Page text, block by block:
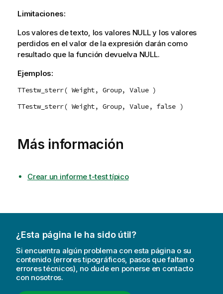
Limitaciones:
Los valores de texto, los valores NULLy los valores
perdidos en el valor de la expresión darán como
resultado que la función devuelva NULL.
Ejemplos:
TTestw_sterr( Weight, Group, Value )
TTestw_sterr( Weight, Group, Value, false )
Más información
Crear un informe t-test típico
¿Esta página le ha sido útil?
Si encuentra algún problema con esta página o su
contenido (errores tipográficos, pasos que faltan o
errores técnicos), no dude en ponerse en contacto
con nosotros.